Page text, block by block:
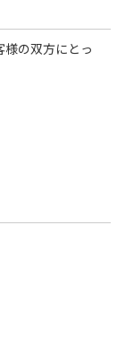
の双方にとっ